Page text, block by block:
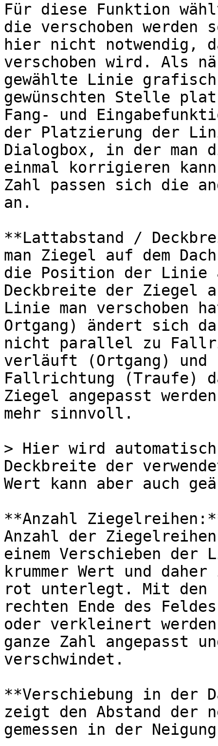
Für diese Funktion
die verschoben
hier nicht notwendig,
verschoben wird. Als
gewählte Linie
gewünschten Stelle
Fang- und
der Platzierung der
Dialogbox, in der man
einmal korrigieren
Zahl passen sich die
an.
**Lattabstand /
man Ziegel auf dem
die Position der Linie
Deckbreite der Ziegel
Linie man verschoben
Ortgang) ändert sich
nicht parallel zu
verläuft (Ortgang) und
Fallrichtung (Traufe)
Ziegel angepasst
mehr sinnvoll.
> Hier wird
Deckbreite der
Wert kann aber auch
**Anzahl
Anzahl der
einem Verschieben
krummer Wert und
rot unterlegt. Mit den
rechten Ende des
oder verkleinert
ganze Zahl angepasst
verschwindet.
**Verschiebung in der
zeigt den Abstand der
gemessen in der